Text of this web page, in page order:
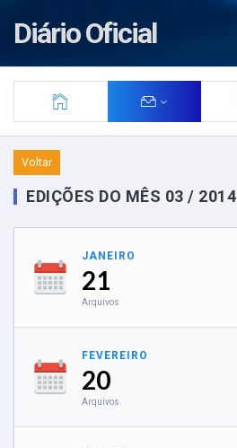
Diário Oficial
Voltar
EDIÇÕES DO MÊS 03 / 2014
JANEIRO
21
Arquivos
FEVEREIRO
20
Arquivos